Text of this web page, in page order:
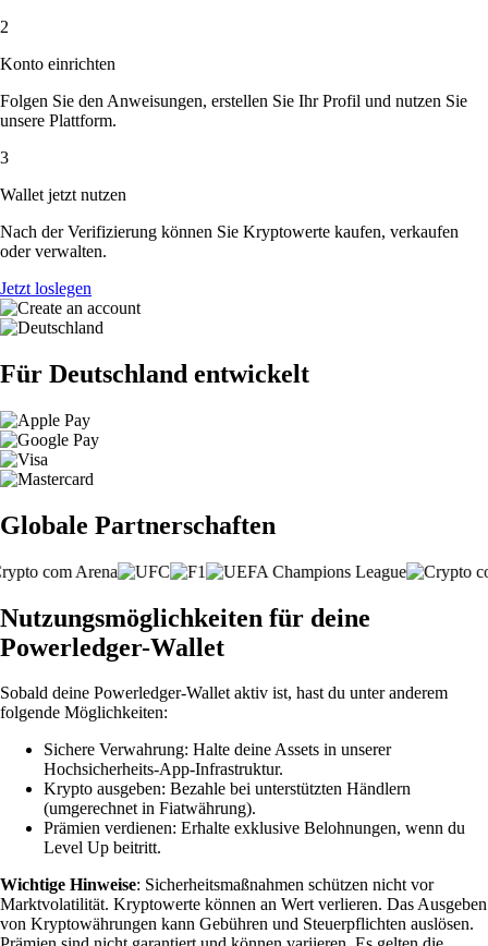
2
Konto einrichten
Folgen Sie den Anweisungen, erstellen Sie Ihr Profil und nutzen Sie
unsere Plattform.
3
Wallet jetzt nutzen
Nach der Verifizierung können Sie Kryptowerte kaufen, verkaufen
oder verwalten.
Jetzt loslegen
Für Deutschland entwickelt
Globale Partnerschaften
Nutzungsmöglichkeiten für deine
Powerledger-Wallet
Sobald deine Powerledger-Wallet aktiv ist, hast du unter anderem
folgende Möglichkeiten:
Sichere Verwahrung: Halte deine Assets in unserer
Hochsicherheits-App-Infrastruktur.
Krypto ausgeben: Bezahle bei unterstützten Händlern
(umgerechnet in Fiatwährung).
Prämien verdienen: Erhalte exklusive Belohnungen, wenn du
Level Up beitritt.
Wichtige Hinweise: Sicherheitsmaßnahmen schützen nicht vor
Marktvolatilität. Kryptowerte können an Wert verlieren. Das Ausgeben
von Kryptowährungen kann Gebühren und Steuerpflichten auslösen.